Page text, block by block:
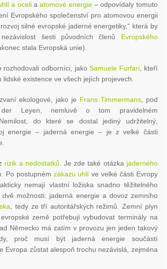
a oceliaatomové energie– odpovídaly tomuto
Evropského společenství pro atomovou energii
silné evropské jaderné energetiky,“ která by
šesti původních členů Evropského
stala Evropská unie).
rozhodovali odborníci, jakoSamuele Furfari , kteří
existence ve všech jejích projevech.
ekologové, jako je Frans Timmermans, pod
Leyen, nemluvě o tom pravidelném
do které se dostal jediný udržitelný,
energie – jaderná energie – je z velké části
rizik a nedostatků . Je zde také otázka jaderného
Po postupném zákazu uhlí ve velké části Evropy
nemají vlastní ložiska snadno těžitelného
možnosti: jaderná energie a dovoz zemního
, tedy ze tří autoritářských režimů. Zemní plyn
země potřebují vybudovat terminály na
Německo má zatím v provozu jen jeden takový
proč musí být jaderná energie součástí
Evropa zůstat alespoň trochu nezávislá, zejména